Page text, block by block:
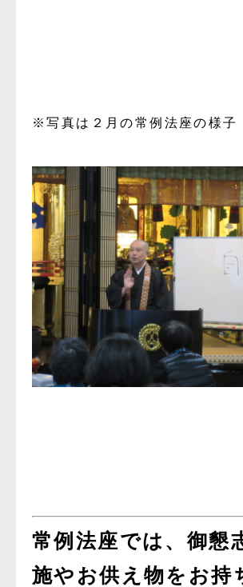
※写真は２月の常例法座の様子
常例法座では、御懇
施やお供え物をお持